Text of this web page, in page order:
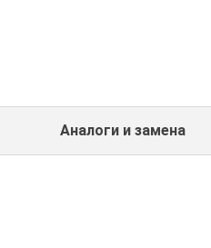
Аналоги и замена